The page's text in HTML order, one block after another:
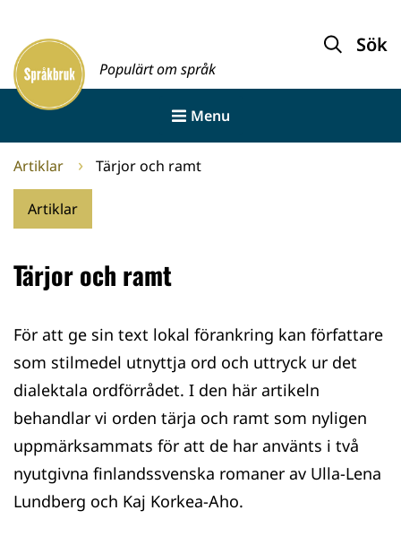
innehållet
Framsida
Populärt om språk
Sök
Menu
Artiklar Tärjor och ramt
Artiklar
Tärjor och ramt
För att ge sin text lokal förankring kan författare
som stilmedel utnyttja ord och uttryck ur det
dialektala ordförrådet. I den här artikeln
behandlar vi orden tärja och ramt som nyligen
uppmärksammats för att de har använts i två
nyutgivna finlandssvenska romaner av Ulla-Lena
Lundberg och Kaj Korkea-Aho.